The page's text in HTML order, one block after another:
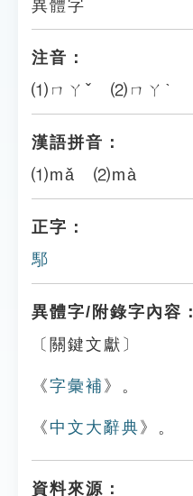
異體字
注音：
⑴ㄇㄚˇ ⑵ㄇㄚˋ
漢語拼音：
⑴mǎ ⑵mà
正字：
䣕
異體字/附錄字內容：
〔關鍵文獻〕
《字彙補 》。
《 中文大辭典 》。
資料來源：